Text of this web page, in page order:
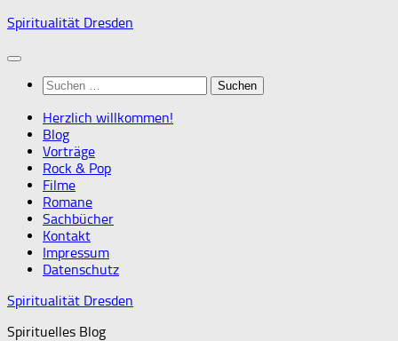
Zum
springen
Spiritualität Dresden
Suchen
nach:
Herzlich willkommen!
Blog
Vorträge
Rock & Pop
Filme
Romane
Sachbücher
Kontakt
Impressum
Datenschutz
Spiritualität Dresden
Spirituelles Blog